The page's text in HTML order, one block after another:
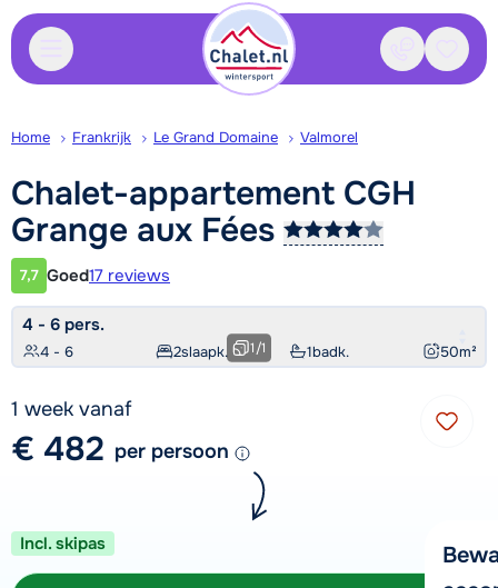
Contact
Home Frankrijk Le Grand Domaine Valmorel
Chalet-appartement CGH
Grange aux Fées
Klantwaardering
7,7 Goed17 reviews
4 - 6 pers.
4 - 6 2slaapk. 1badk. 50m²
1/1
1 week vanaf
€ 482 per persoon
Incl. skipas